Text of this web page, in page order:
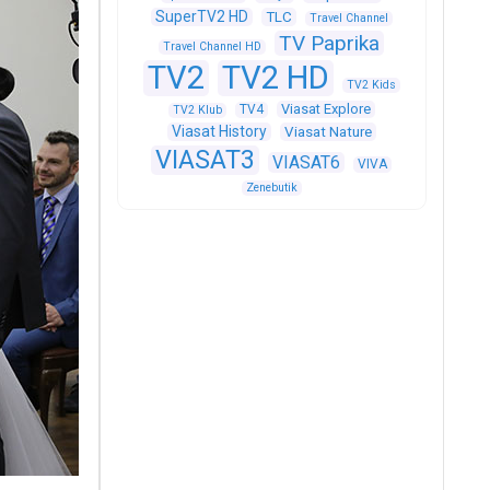
SuperTV2 HD
TLC
Travel Channel
Travel Channel HD
TV Paprika
TV2 TV2 HD
TV2 Kids
TV2 Klub
TV4 Viasat Explore
Viasat History Viasat Nature
VIASAT3 VIASAT6 VIVA
Zenebutik